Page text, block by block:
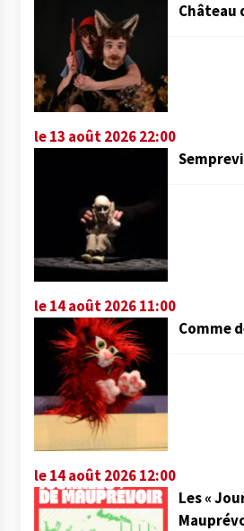
Château
le 13 août 2026 22:00
le 14 août 2026 11:00
Comme
le 14 août 2026 12:00
Les «